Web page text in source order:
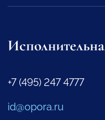
+7 (495) 247 4777
id@opora.ru